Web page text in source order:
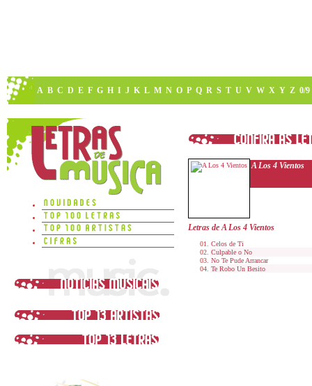
A B C D E F G H I J K L M N O P Q R S T U V W X Y Z 0/9
A Los 4 Vientos
Letras de A Los 4 Vientos
Celos de Ti
Culpable o No
No Te Pude Arrancar
Te Robo Un Besito